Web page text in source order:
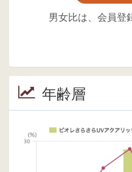
男女比は、会員登
年齢層